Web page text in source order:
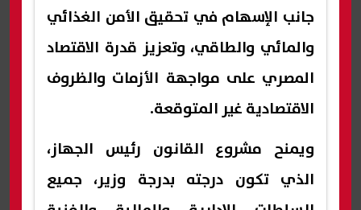
جانب الإسهام في تحقيق الأمن الغذائي
والمائي والطاقي، وتعزيز قدرة الاقتصاد
المصري على مواجهة الأزمات والظروف
الاقتصادية غير المتوقعة.
ويمنح مشروع القانون رئيس الجهاز،
الذي تكون درجته بدرجة وزير، جميع